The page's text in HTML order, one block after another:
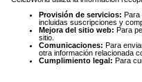
Provisión de servicios: Para
incluidas suscripciones y
Mejora del sitio web: Para
sitio.
Comunicaciones: Para
otra información relacionada
Cumplimiento legal: Para